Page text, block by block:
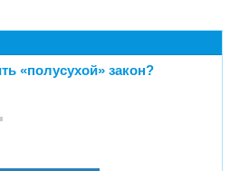
«полусухой» закон?